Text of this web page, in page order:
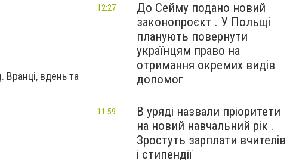
вдень та
До Сейму подано новий
законопроєкт . У Польщі
планують повернути
українцям право на
отримання окремих видів
допомог
12:27
В уряді назвали пріоритети
на новий навчальний рік .
Зростуть зарплати вчителів
і стипендії
11:59